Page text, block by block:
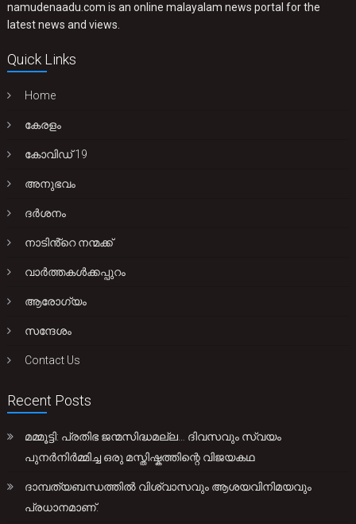
namudenaadu.com is an online malayalam news portal for the
latest news and views.
Quick Links
Home
കേരളം
കോവിഡ് 19
അനുഭവം
ദർശനം
നാടിൻ്റെ നന്മക്ക്
വാർത്തകൾക്കപ്പുറം
ആരോഗ്യം
സന്ദേശം
Contact Us
Recent Posts
മമ്മൂട്ടി: പ്രതിഭ ജന്മസിദ്ധമല്ല… ദിവസവും സ്വയം
പുനർനിർമ്മിച്ച ഒരു മസ്തിഷ്കത്തിന്റെ വിജയകഥ
ദാമ്പത്യബന്ധത്തിൽ വിശ്വാസവും ആശയവിനിമയവും
പ്രധാനമാണ്.